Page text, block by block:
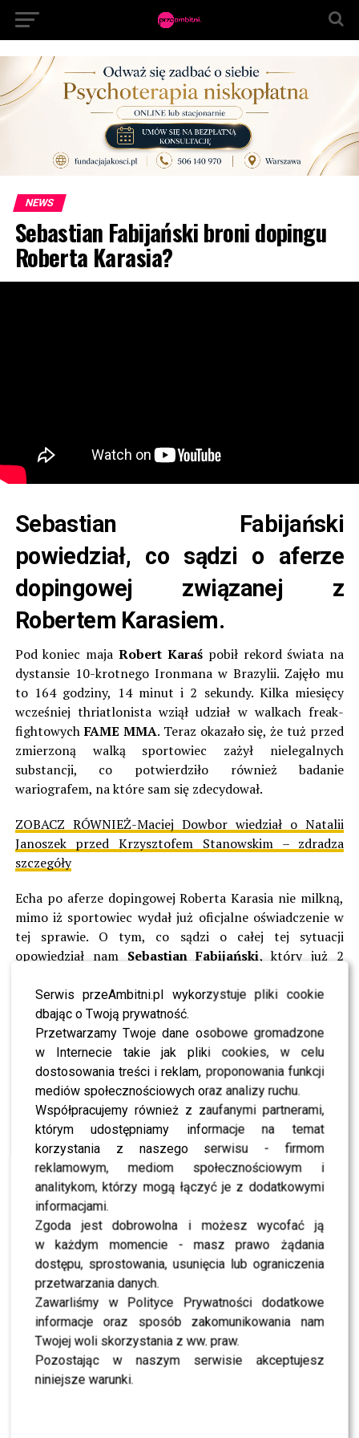
Serwis przeAmbitni.pl wykorzystuje pliki cookie
dbając o Twoją prywatność.
Przetwarzamy Twoje dane osobowe gromadzone
w Internecie takie jak pliki cookies, w celu
dostosowania treści i reklam, proponowania funkcji
mediów społecznościowych oraz analizy ruchu.
Współpracujemy również z zaufanymi partnerami,
którym udostępniamy informacje na temat
korzystania z naszego serwisu - firmom
reklamowym, mediom społecznościowym i
analitykom, którzy mogą łączyć je z dodatkowymi
informacjami.
Zgoda jest dobrowolna i możesz wycofać ją
w każdym momencie - masz prawo żądania
dostępu, sprostowania, usunięcia lub ograniczenia
przetwarzania danych.
Zawarliśmy w Polityce Prywatności dodatkowe
informacje oraz sposób zakomunikowania nam
Twojej woli skorzystania z ww. praw.
Pozostając w naszym serwisie akceptujesz
niniejsze warunki.
NEWS
Sebastian Fabijański broni dopingu
Roberta Karasia?
Sebastian Fabijański
powiedział, co sądzi o aferze
dopingowej związanej z
Robertem Karasiem.
Pod koniec majaRobert Karaś pobił rekord świata na
dystansie 10-krotnego Ironmana w Brazylii. Zajęło mu
to 164 godziny, 14 minut i 2 sekundy. Kilka miesięcy
wcześniej thriatlonista wziął udział w walkach freak-
fightowychFAME MMA. Teraz okazało się, że tuż przed
zmierzoną walką sportowiec zażył nielegalnych
substancji, co potwierdziło również badanie
wariografem, na które sam się zdecydował.
ZOBACZ RÓWNIEŻ-Maciej Dowbor wiedział o Natalii
Janoszek przed Krzysztofem Stanowskim – zdradza
szczegóły
Echa po aferze dopingowej Roberta Karasia nie milkną,
mimo iż sportowiec wydał już oficjalne oświadczenie w
tej sprawie. O tym, co sądzi o całej tej sytuacji
opowiedział nam Sebastian Fabijański, który już 2
się z byłym przeciwnikiem triathlonity – raperem
Tańculą.
Ja nie sądzę, żeby Robert
Karaś brał te substancje po
to, żeby wygrać walkę albo,
żeby później w jakimś
wyścigu uzyskać lepszy
wynik sportowy od swoich
rywali za pomocą tychże
substancji– powiedział
Sebastian Fabijański.
Jak dodał, jego zdaniem celem zażycia przez Roberta
Karasia dopingu była “regeneracja organizmu”.
Z tego, co zaobserwowałem,